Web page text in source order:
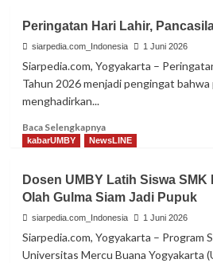
Peringatan Hari Lahir,
siarpedia.com_Indonesia 1 Juni 2026
Siarpedia.com, Yogyakarta –
Tahun 2026 menjadi pengingat
menghadirkan...
Baca SelengkapnyaRead
more
Hari
Lahir,
Pancasila
Pemersatu
Bangsa
kabarUMBY NewsLINE
Dosen UMBY Latih Siswa SMK
Olah Gulma Siam Jadi Pupuk
siarpedia.com_Indonesia 1 Juni 2026
Siarpedia.com, Yogyakarta – Program
Universitas Mercu Buana Yogyakarta